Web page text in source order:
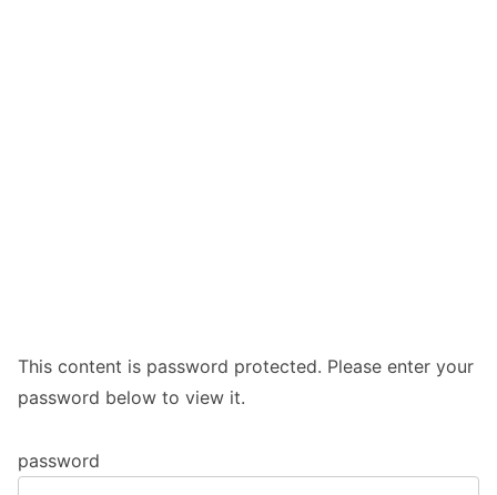
This content is password protected. Please enter your
password below to view it.
password